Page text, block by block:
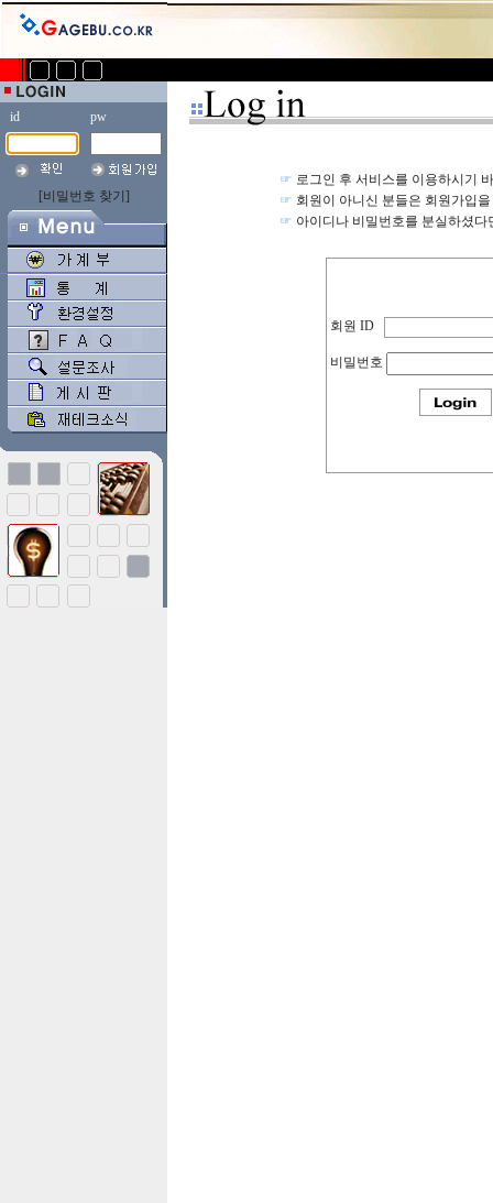
id pw
[비밀번호 찾기]
☞ 로그인 후 서비스를 이용하시기
☞ 회원이 아니신 분들은 회원가입
☞ 아이디나 비밀번호를 분실하셨
회원 ID
비밀번호